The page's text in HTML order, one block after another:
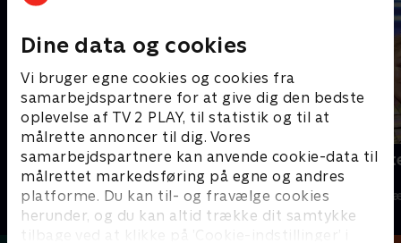
Dine data og cookies
Vi bruger egne cookies og cookies fra
samarbejdspartnere for at give dig den bedste
oplevelse af TV 2 PLAY, til statistik og til at
målrette annoncer til dig. Vores
samarbejdspartnere kan anvende cookie-data til
målrettet markedsføring på egne og andres
platforme. Du kan til- og fravælge cookies
herunder, og du kan altid trække dit samtykke
tilbage ved at klikke på ’Cookie-indstillinger’ i
Spørg Charlie
TV-Shows • 15 sæsoner
Søs og
grin
TV-Shows • 2